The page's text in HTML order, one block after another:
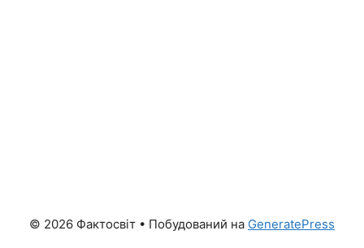
© 2026 Фактосвіт • Побудований на GeneratePress